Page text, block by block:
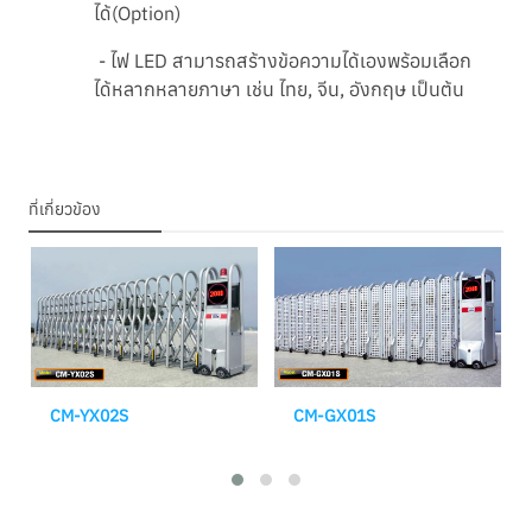
ได้(Option)
- ไฟ LED สามารถสร้างข้อความได้เองพร้อมเลือก
ได้หลากหลายภาษา เช่น ไทย, จีน, อังกฤษ เป็นต้น
ที่เกี่ยวข้อง
CM-YX02S CM-GX01S